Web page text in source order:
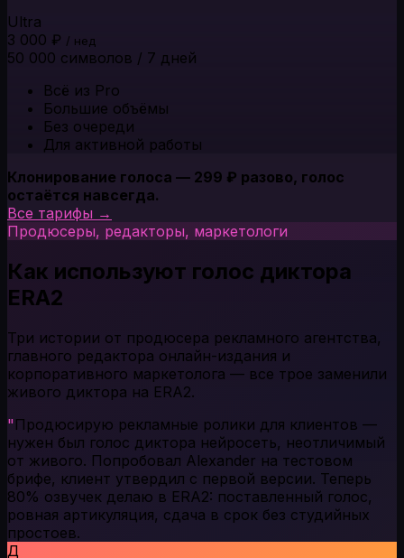
Ultra
3 000 ₽ / нед
50 000 символов / 7 дней
Всё из Pro
Большие объёмы
Без очереди
Для активной работы
Клонирование голоса — 299 ₽ разово, голос
остаётся навсегда.
Все тарифы →
Продюсеры, редакторы, маркетологи
Как используют голос диктора
ERA2
Три истории от продюсера рекламного агентства,
главного редактора онлайн-издания и
корпоративного маркетолога — все трое заменили
живого диктора на ERA2.
" Продюсирую рекламные ролики для клиентов —
нужен был голос диктора нейросеть, неотличимый
от живого. Попробовал Alexander на тестовом
брифе, клиент утвердил с первой версии. Теперь
80% озвучек делаю в ERA2: поставленный голос,
ровная артикуляция, сдача в срок без студийных
простоев.
Д